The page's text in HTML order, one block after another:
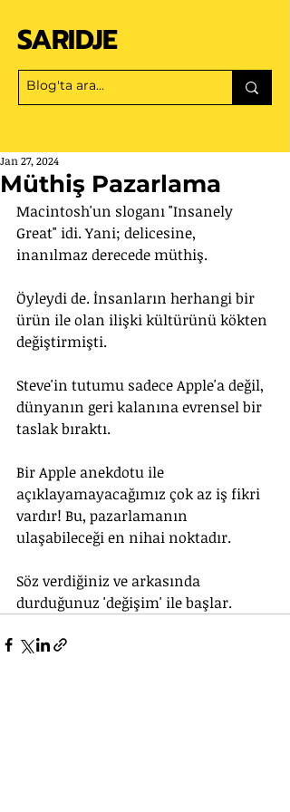
SARIDJE
Müthiş Pazarlama
Jan 27, 2024
Macintosh'un sloganı "Insanely
Great" idi. Yani; delicesine,
inanılmaz derecede müthiş.
Öyleydi de. İnsanların herhangi bir
ürün ile olan ilişki kültürünü kökten
değiştirmişti.
Steve'in tutumu sadece Apple'a değil,
dünyanın geri kalanına evrensel bir
taslak bıraktı.
Bir Apple anekdotu ile
açıklayamayacağımız çok az iş fikri
vardır! Bu, pazarlamanın
ulaşabileceği en nihai noktadır.
Söz verdiğiniz ve arkasında
durduğunuz 'değişim' ile başlar.